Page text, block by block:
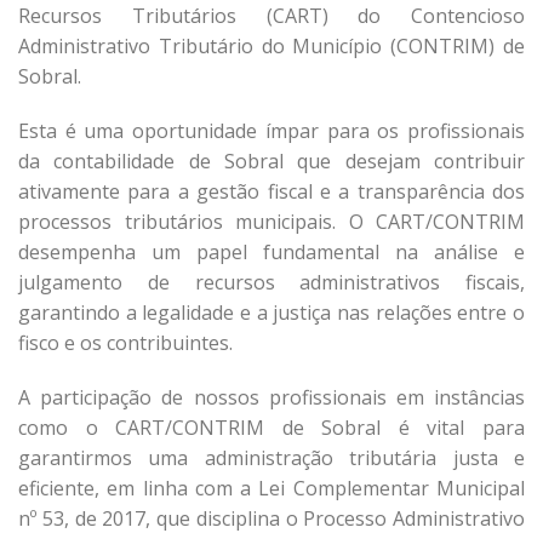
Recursos Tributários (CART) do Contencioso
Administrativo Tributário do Município (CONTRIM) de
Sobral.
Esta é uma oportunidade ímpar para os profissionais
da contabilidade de Sobral que desejam contribuir
ativamente para a gestão fiscal e a transparência dos
processos tributários municipais. O CART/CONTRIM
desempenha um papel fundamental na análise e
julgamento de recursos administrativos fiscais,
garantindo a legalidade e a justiça nas relações entre o
fisco e os contribuintes.
A participação de nossos profissionais em instâncias
como o CART/CONTRIM de Sobral é vital para
garantirmos uma administração tributária justa e
eficiente, em linha com a Lei Complementar Municipal
nº 53, de 2017, que disciplina o Processo Administrativo